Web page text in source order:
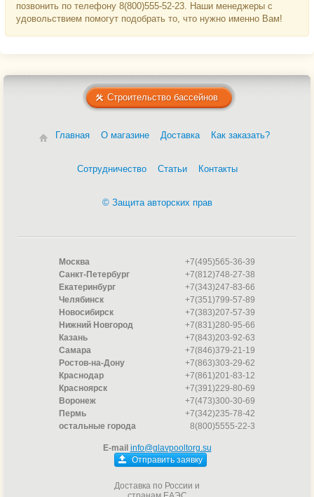
позвонить по телефону 8(800)555-52-23. Наши менеджеры с
удовольствием помогут подобрать то, что нужно именно Вам!
Строительство бассейнов
Главная О магазине Доставка Как заказать?
Сотрудничество Статьи Контакты
© Защита авторских прав
Москва
+7(495)565-36-39
Санкт-Петербург
+7(812)748-27-38
Екатеринбург
+7(343)247-83-66
Челябинск
+7(351)799-57-89
Новосибирск
+7(383)207-57-39
Нижний Новгород
+7(831)280-95-66
Казань
+7(843)203-92-63
Самара
+7(846)379-21-19
Ростов-на-Дону
+7(863)303-29-62
Краснодар
+7(861)201-83-12
Красноярск
+7(391)229-80-69
Воронеж
+7(473)300-30-69
Пермь
+7(342)235-78-42
остальные города
8(800)5555-22-3
E-mail info@glavpooltorg.su
Отправить заявку
Доставка по России и